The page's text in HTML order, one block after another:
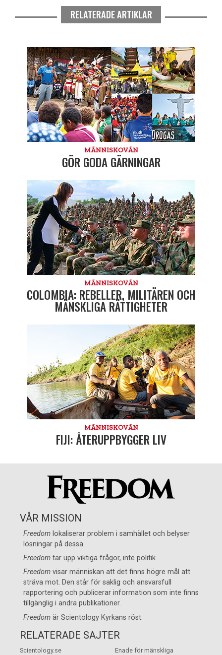
RELATERADE ARTIKLAR
MÄNNISKOVÄN
GÖR GODA GÄRNINGAR
MÄNNISKOVÄN
COLOMBIA: REBELLER, MILITÄREN OCH
MÄNSKLIGA RÄTTIGHETER
MÄNNISKOVÄN
FIJI: ÅTERUPPBYGGER LIV
VÅR MISSION
Freedom lokaliserar problem i samhället och belyser
lösningar på dessa.
Freedom tar upp viktiga frågor, inte politik.
Freedom visar människan att det finns högre mål att
sträva mot. Den står för saklig och ansvarsfull
rapportering och publicerar information som inte finns
tillgänglig i andra publikationer.
Freedom ärScientology Kyrkans röst.
RELATERADE SAJTER
Scientology.se
Enade för mänskliga